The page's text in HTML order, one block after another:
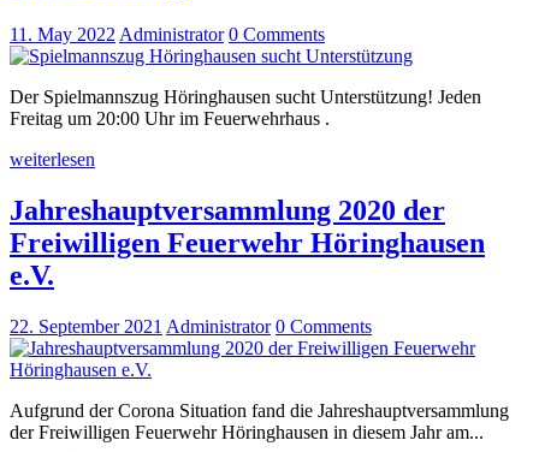
11. May 2022 Administrator 0 Comments
Der Spielmannszug Höringhausen sucht Unterstützung! Jeden
Freitag um 20:00 Uhr im Feuerwehrhaus .
weiterlesen
Jahreshauptversammlung 2020 der
Freiwilligen Feuerwehr Höringhausen
e.V.
22. September 2021 Administrator 0 Comments
Aufgrund der Corona Situation fand die Jahreshauptversammlung
der Freiwilligen Feuerwehr Höringhausen in diesem Jahr am...